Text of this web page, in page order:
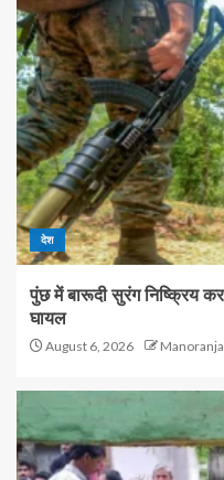
देश
पुंछ में बारूदी सुरंग निष्क्रिय
घायल
August 6, 2026